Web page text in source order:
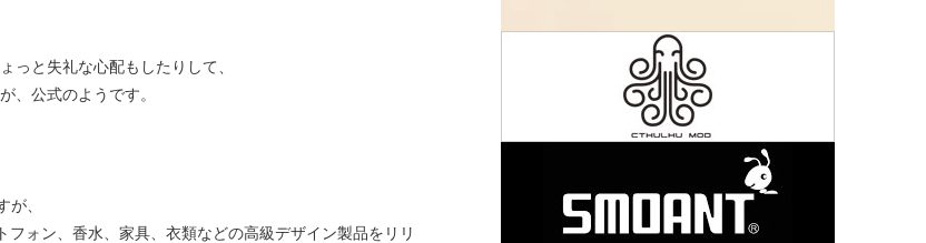
っと失礼な心配もしたりして、
、公式のようです。
、
ォン、香水、家具、衣類などの高級デザイン製品をリリ